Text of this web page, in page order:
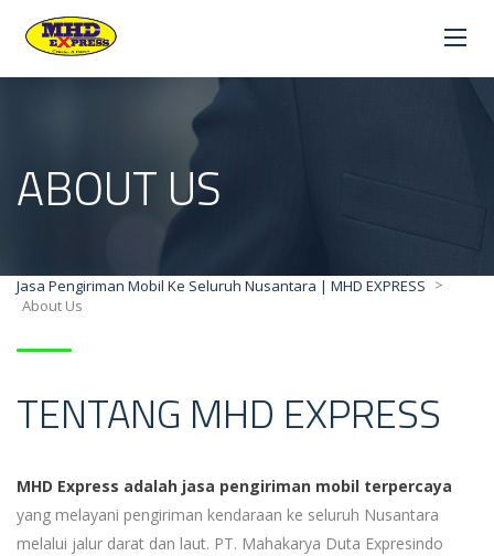
ABOUT US
Jasa Pengiriman Mobil Ke Seluruh Nusantara | MHD EXPRESS >
About Us
TENTANG MHD EXPRESS
MHD Express adalah jasa pengiriman mobil terpercaya
yang melayani pengiriman kendaraan ke seluruh Nusantara
melalui jalur darat dan laut. PT. Mahakarya Duta Expresindo